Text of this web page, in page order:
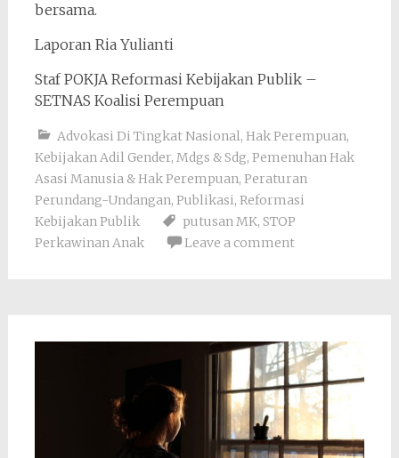
bersama.
Laporan Ria Yulianti
Staf POKJA Reformasi Kebijakan Publik –
SETNAS Koalisi Perempuan
Advokasi Di Tingkat Nasional, Hak Perempuan,
Kebijakan Adil Gender, Mdgs & Sdg, Pemenuhan Hak
Asasi Manusia & Hak Perempuan, Peraturan
Perundang-Undangan, Publikasi, Reformasi
Kebijakan Publik
putusan MK, STOP
Perkawinan Anak
Leave a comment